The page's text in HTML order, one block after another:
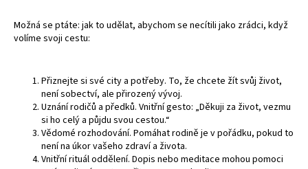
Možná se ptáte: jak to udělat, abychom se necítili jako zrádci, když
volíme svoji cestu:
Přiznejte si své city a potřeby. To, že chcete žít svůj život,
není sobectví, ale přirozený vývoj.
Uznání rodičů a předků. Vnitřní gesto: „Děkuji za život, vezmu
si ho celý a půjdu svou cestou.“
Vědomé rozhodování. Pomáhat rodině je v pořádku, pokud to
není na úkor vašeho zdraví a života.
Vnitřní rituál oddělení. Dopis nebo meditace mohou pomoci